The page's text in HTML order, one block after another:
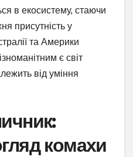
в екосистему, стаючи
присутність у
та Америки
є світ
від уміння
комахи